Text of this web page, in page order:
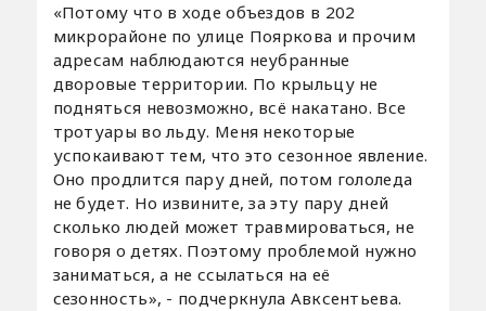
«Потому что в ходе объездов в 202
микрорайоне по улице Пояркова и прочим
адресам наблюдаются неубранные
дворовые территории. По крыльцу не
подняться невозможно, всё накатано. Все
тротуары во льду. Меня некоторые
успокаивают тем, что это сезонное явление.
Оно продлится пару дней, потом гололеда
не будет. Но извините, за эту пару дней
сколько людей может травмироваться, не
говоря о детях. Поэтому проблемой нужно
заниматься, а не ссылаться на её
сезонность», - подчеркнула Авксентьева.